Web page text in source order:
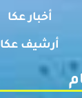
أخبار عكا
أرشيف عكا